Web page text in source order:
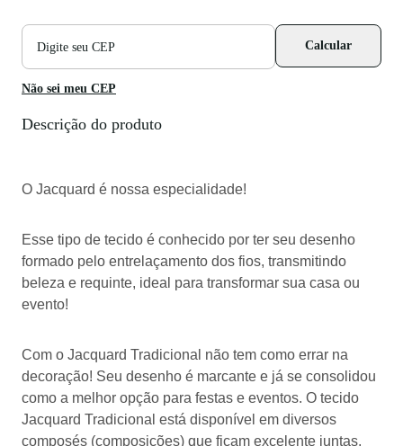
CEP
para
cálculo
frete
Calcular
Não sei meu CEP
Descrição do produto
O Jacquard é nossa especialidade!
Esse tipo de tecido é conhecido por ter seu desenho
formado pelo entrelaçamento dos fios, transmitindo
beleza e requinte, ideal para transformar sua casa ou
evento!
Com o Jacquard Tradicional não tem como errar na
decoração! Seu desenho é marcante e já se consolidou
como a melhor opção para festas e eventos. O tecido
Jacquard Tradicional está disponível em diversos
composés (composições) que ficam excelente juntas,